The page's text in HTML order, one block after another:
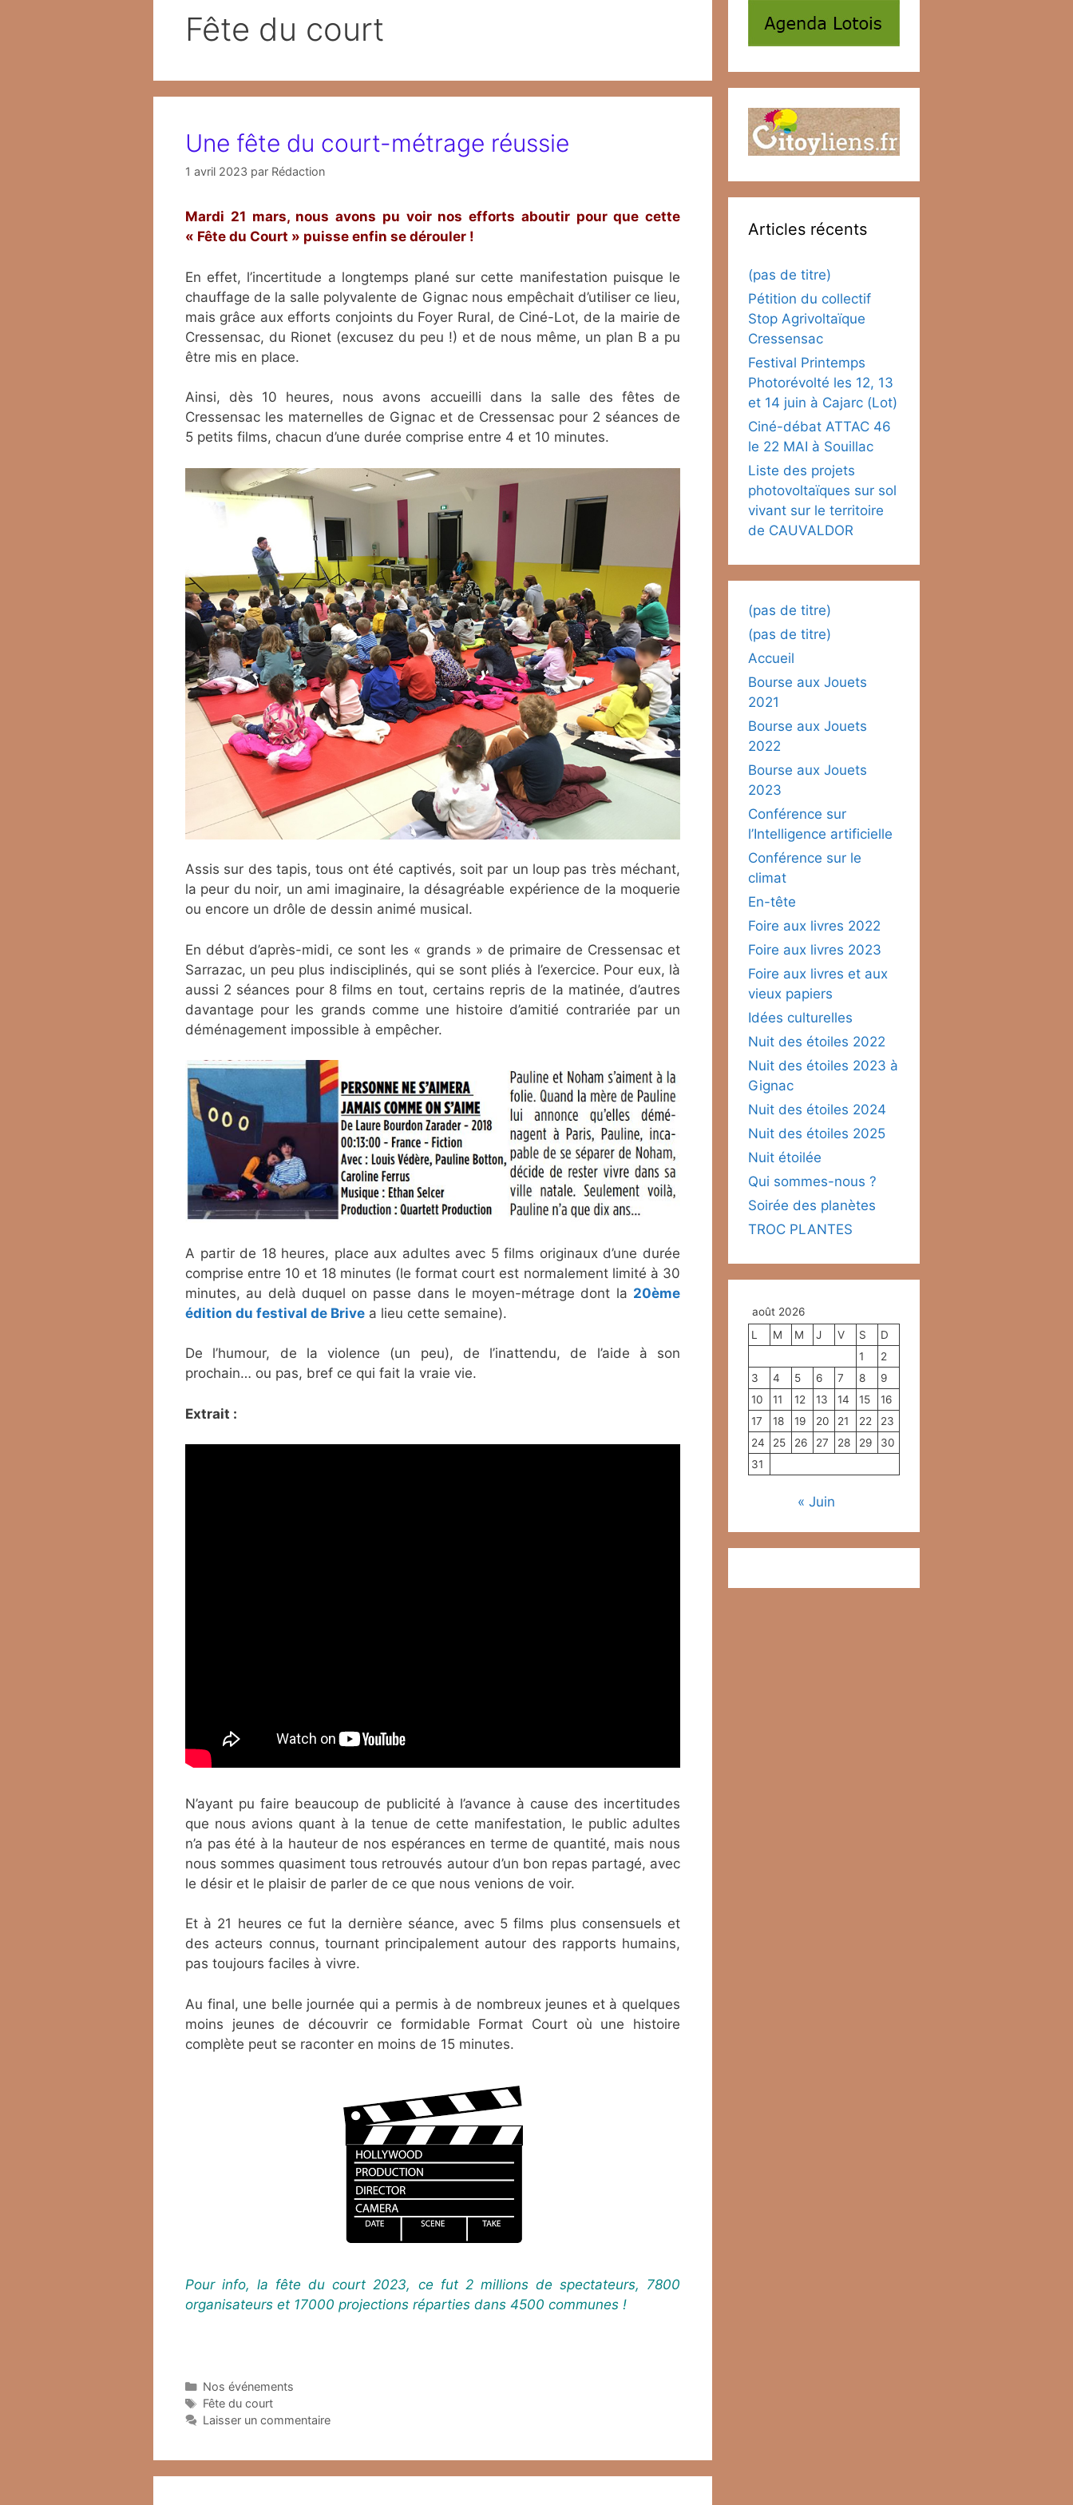
Fête du court
Une fête du court-métrage réussie
1 avril 2023 par Rédaction
Mardi 21 mars, nous avons pu voir nos efforts aboutir pour que cette
« Fête du Court » puisse enfin se dérouler !
En effet, l’incertitude a longtemps plané sur cette manifestation puisque le
chauffage de la salle polyvalente de Gignac nous empêchait d’utiliser ce lieu,
mais grâce aux efforts conjoints du Foyer Rural, de Ciné-Lot, de la mairie de
Cressensac, du Rionet (excusez du peu !) et de nous même, un plan B a pu
être mis en place.
Ainsi, dès 10 heures, nous avons accueilli dans la salle des fêtes de
Cressensac les maternelles de Gignac et de Cressensac pour 2 séances de
5 petits films, chacun d’une durée comprise entre 4 et 10 minutes.
Assis sur des tapis, tous ont été captivés, soit par un loup pas très méchant,
la peur du noir, un ami imaginaire, la désagréable expérience de la moquerie
ou encore un drôle de dessin animé musical.
En début d’après-midi, ce sont les « grands » de primaire de Cressensac et
Sarrazac, un peu plus indisciplinés, qui se sont pliés à l’exercice. Pour eux, là
aussi 2 séances pour 8 films en tout, certains repris de la matinée, d’autres
davantage pour les grands comme une histoire d’amitié contrariée par un
déménagement impossible à empêcher.
A partir de 18 heures, place aux adultes avec 5 films originaux d’une durée
comprise entre 10 et 18 minutes (le format court est normalement limité à 30
minutes, au delà duquel on passe dans le moyen-métrage dont la 20ème
édition du festival de Brive a lieu cette semaine).
De l’humour, de la violence (un peu), de l’inattendu, de l’aide à son
prochain… ou pas, bref ce qui fait la vraie vie.
Extrait :
N’ayant pu faire beaucoup de publicité à l’avance à cause des incertitudes
que nous avions quant à la tenue de cette manifestation, le public adultes
n’a pas été à la hauteur de nos espérances en terme de quantité, mais nous
nous sommes quasiment tous retrouvés autour d’un bon repas partagé, avec
le désir et le plaisir de parler de ce que nous venions de voir.
Et à 21 heures ce fut la dernière séance, avec 5 films plus consensuels et
des acteurs connus, tournant principalement autour des rapports humains,
pas toujours faciles à vivre.
Au final, une belle journée qui a permis à de nombreux jeunes et à quelques
moins jeunes de découvrir ce formidable Format Court où une histoire
complète peut se raconter en moins de 15 minutes.
Pour info, la fête du court 2023, ce fut 2 millions de spectateurs, 7800
organisateurs et 17000 projections réparties dans 4500 communes !
Catégories
Nos événements
Étiquettes
Fête du court
Laisser un commentaire
Articles récents
(pas de titre)
Pétition du collectif
Stop Agrivoltaïque
Cressensac
Festival Printemps
Photorévolté les 12, 13
et 14 juin à Cajarc (Lot)
Ciné-débat ATTAC 46
le 22 MAI à Souillac
Liste des projets
photovoltaïques sur sol
vivant sur le territoire
de CAUVALDOR
(pas de titre)
(pas de titre)
Accueil
Bourse aux Jouets
2021
Bourse aux Jouets
2022
Bourse aux Jouets
2023
Conférence sur
l’Intelligence artificielle
Conférence sur le
climat
En-tête
Foire aux livres 2022
Foire aux livres 2023
Foire aux livres et aux
vieux papiers
Idées culturelles
Nuit des étoiles 2022
Nuit des étoiles 2023 à
Gignac
Nuit des étoiles 2024
Nuit des étoiles 2025
Nuit étoilée
Qui sommes-nous ?
Soirée des planètes
TROC PLANTES
août 2026
L
M M J V S
D
1
2
3
4 5 6 7 8
9
10
11 12 13 14 15
16
17
18 19 20 21 22
23
24
25 26 27 28 29
30
31
« Juin